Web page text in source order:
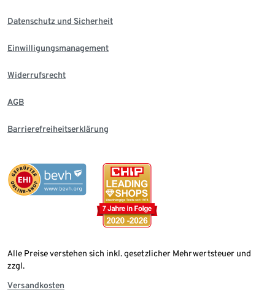
Datenschutz und Sicherheit
Einwilligungsmanagement
Widerrufsrecht
AGB
Barrierefreiheitserklärung
Alle Preise verstehen sich inkl. gesetzlicher Mehrwertsteuer und
zzgl.
Versandkosten